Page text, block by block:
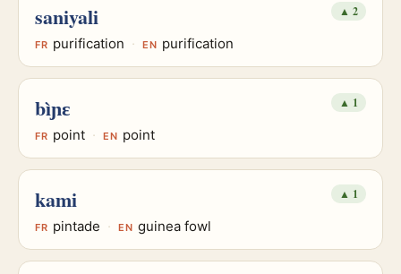
saniyali ▲ 2
FR purification · EN purification
bìɲɛ ▲ 1
FR point · EN point
kami ▲ 1
FR pintade · EN guinea fowl